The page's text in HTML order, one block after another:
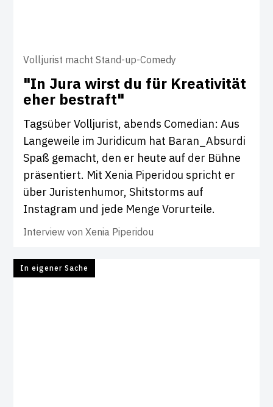
Volljurist macht Stand-up-Comedy
"In Jura wirst du für Krea­ti­vität
eher bestraft"
Tagsüber Volljurist, abends Comedian: Aus
Langeweile im Juridicum hat Baran_Absurdi
Spaß gemacht, den er heute auf der Bühne
präsentiert. Mit Xenia Piperidou spricht er
über Juristenhumor, Shitstorms auf
Instagram und jede Menge Vorurteile.
Interview von Xenia Piperidou
In eigener Sache